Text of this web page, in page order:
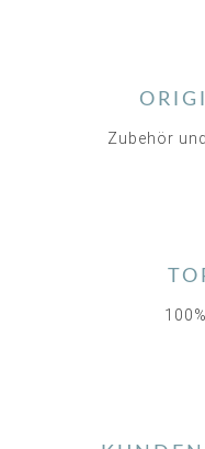
Zubehör